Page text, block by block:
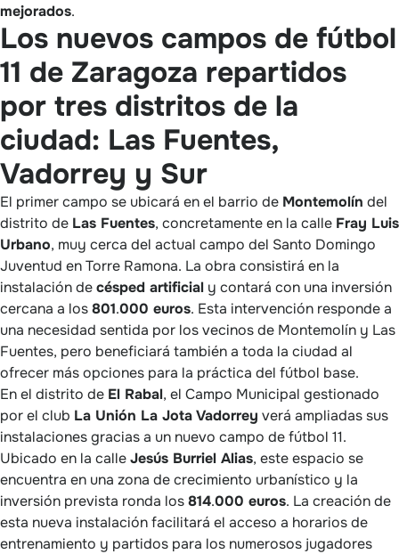
mejorados.
Los nuevos campos de fútbol
11 de Zaragoza repartidos
por tres distritos de la
ciudad: Las Fuentes,
Vadorrey y Sur
El primer campo se ubicará en el barrio de Montemolín del
distrito de Las Fuentes, concretamente en la calle Fray Luis
Urbano, muy cerca del actual campo del Santo Domingo
Juventud en Torre Ramona. La obra consistirá en la
instalación decésped artificial y contará con una inversión
cercana a los801.000 euros. Esta intervención responde a
una necesidad sentida por los vecinos de Montemolín y Las
Fuentes, pero beneficiará también a toda la ciudad al
ofrecer más opciones para la práctica del fútbol base.
En el distrito de El Rabal, el Campo Municipal gestionado
por el club La Unión La Jota Vadorrey verá ampliadas sus
instalaciones gracias a un nuevo campo de fútbol 11.
Ubicado en la calleJesús Burriel Alias, este espacio se
encuentra en una zona de crecimiento urbanístico y la
inversión prevista ronda los814.000 euros. La creación de
esta nueva instalación facilitará el acceso a horarios de
entrenamiento y partidos para los numerosos jugadores